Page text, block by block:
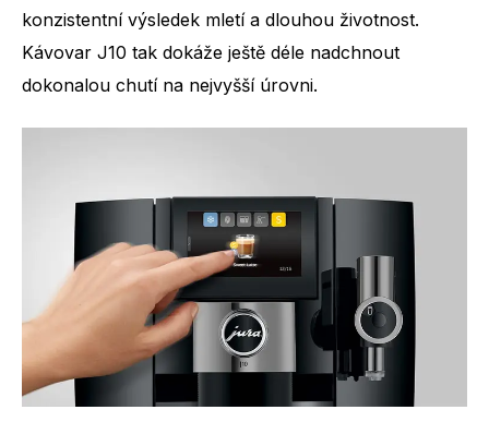
konzistentní výsledek mletí a dlouhou životnost.
Kávovar J10 tak dokáže ještě déle nadchnout
dokonalou chutí na nejvyšší úrovni.